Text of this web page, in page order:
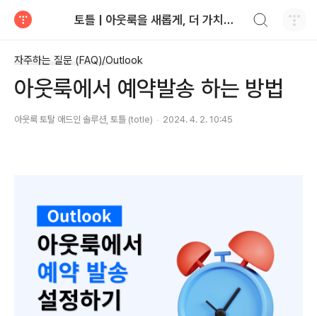
토틀 | 아웃룩을 새롭게, 더 가치있게
자주하는 질문 (FAQ)/Outlook
아웃룩에서 예약발송 하는 방법
아웃룩 토탈 애드인 솔루션, 토틀 (totle) 2024. 4. 2. 10:45